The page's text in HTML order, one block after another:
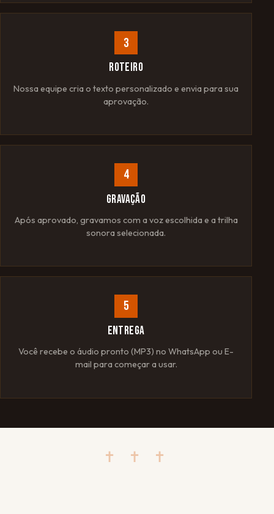
3
ROTEIRO
Nossa equipe cria o texto personalizado e envia para sua
aprovação.
4
GRAVAÇÃO
Após aprovado, gravamos com a voz escolhida e a trilha
sonora selecionada.
5
ENTREGA
Você recebe o áudio pronto (MP3) no WhatsApp ou E-
mail para começar a usar.
✝ ✝ ✝